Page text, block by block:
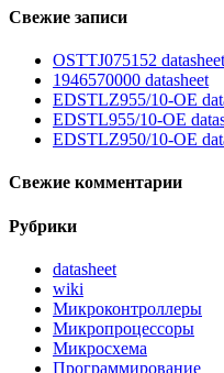
Свежие записи
OSTTJ075152 datasheet
1946570000 datasheet
EDSTLZ955/10-OE
EDSTL955/10-OE
EDSTLZ950/10-OE
Свежие комментарии
Рубрики
datasheet
wiki
Микроконтроллеры
Микропроцессоры
Микросхема
Программирование